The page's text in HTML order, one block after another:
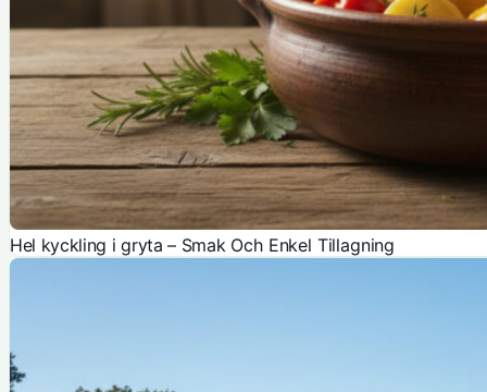
Hel kyckling i gryta – Smak Och Enkel Tillagning